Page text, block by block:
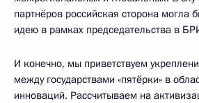
партнёров российская сторона могла
идею в рамках председательства в
И конечно, мы приветствуем
между государствами «пятёрки» в
инноваций. Рассчитываем на